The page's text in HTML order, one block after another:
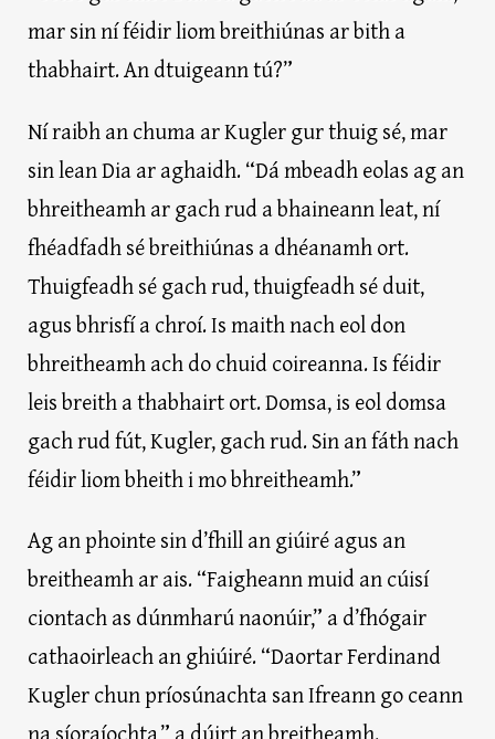
mar sin ní féidir liom breithiúnas ar bith a
thabhairt. An dtuigeann tú?”
Ní raibh an chuma ar Kugler gur thuig sé, mar
sin lean Dia ar aghaidh. “Dá mbeadh eolas ag an
bhreitheamh ar gach rud a bhaineann leat, ní
fhéadfadh sé breithiúnas a dhéanamh ort.
Thuigfeadh sé gach rud, thuigfeadh sé duit,
agus bhrisfí a chroí. Is maith nach eol don
bhreitheamh ach do chuid coireanna. Is féidir
leis breith a thabhairt ort. Domsa, is eol domsa
gach rud fút, Kugler, gach rud. Sin an fáth nach
féidir liom bheith i mo bhreitheamh.”
Ag an phointe sin d’fhill an giúiré agus an
breitheamh ar ais. “Faigheann muid an cúisí
ciontach as dúnmharú naonúir,” a d’fhógair
cathaoirleach an ghiúiré. “Daortar Ferdinand
Kugler chun príosúnachta san Ifreann go ceann